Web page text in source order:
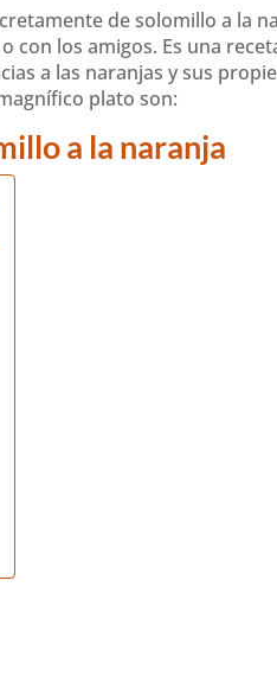
de solomillo a la
con los amigos. Es una
a las naranjas y sus
plato son:
a la naranja